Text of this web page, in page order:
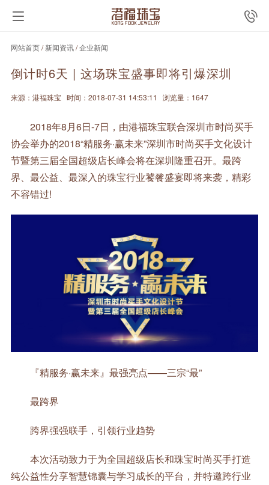
网站首页/新闻资讯/企业新闻
倒计时6天 | 这场珠宝盛事即将引爆深圳
来源：港福珠宝 时间：2018-07-31 14:53:11 浏览量：1647
2018年8月6日-7日，由港福珠宝联合深圳市时尚买手
协会举办的2018“精服务·赢未来”深圳市时尚买手文化设计
节暨第三届全国超级店长峰会将在深圳隆重召开。最跨
界、最公益、最深入的珠宝行业饕餮盛宴即将来袭，精彩
不容错过!
『精服务·赢未来』最强亮点——三宗“最”
最跨界
跨界强强联手，引领行业趋势
本次活动致力于为全国超级店长和珠宝时尚买手打造
纯公益性分享智慧锦囊与学习成长的平台，并特邀跨行业